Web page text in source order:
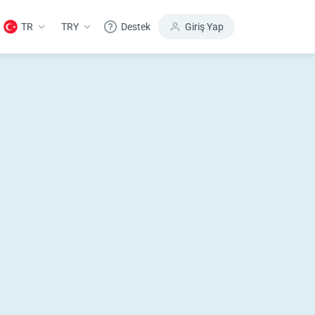
TR TRY Destek Giriş Yap